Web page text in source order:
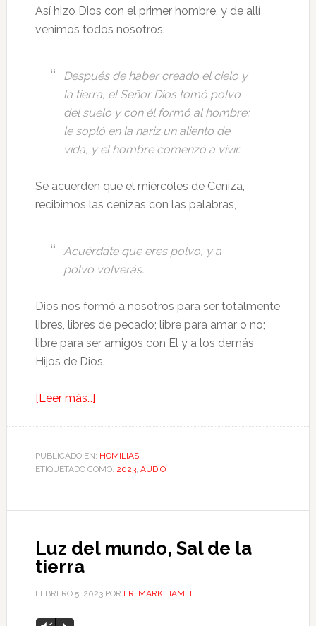
audio
Así hizo Dios con el primer hombre, y de allí
venimos todos nosotros.
Después de haber creado el cielo y
la tierra, el Señor Dios tomó polvo
del suelo y con él formó al hombre;
le sopló en la nariz un aliento de
vida, y el hombre comenzó a vivir.
Se acuerden que el miércoles de Ceniza,
recibimos las cenizas con las palabras,
Acuérdate que eres polvo, y a
polvo volverás.
Dios nos formó a nosotros para ser totalmente
libres, libres de pecado; libre para amar o no;
libre para ser amigos con El y a los demás
Hijos de Dios.
[Leer más…]
PUBLICADO EN: HOMILIAS
ETIQUETADO COMO: 2023, AUDIO
Luz del mundo, Sal de la
tierra
FEBRERO 5, 2023POR FR. MARK HAMLET